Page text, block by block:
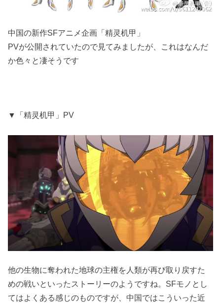
中国の新作SFアニメ企画「精灵机甲」
PVが公開されていたので見てみましたが、これはなんだ
か色々と凄そうです
▼「精灵机甲」PV
他の生物に奪われた地球の主権を人類が再び取り戻すた
めの戦いといったストーリーのようですね。SFモノとし
てはよくある感じのものですが、中国ではこういった近